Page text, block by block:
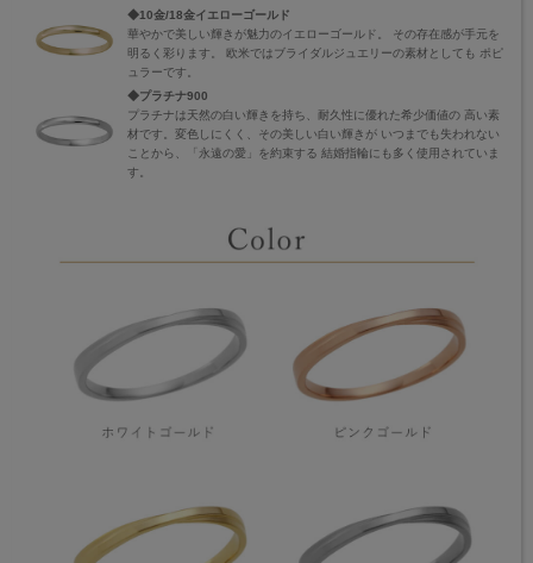
◆10金/18金イエローゴールド
華やかで美しい輝きが魅力のイエローゴールド。 その存在感が手元を
明るく彩ります。 欧米ではブライダルジュエリーの素材としても ポピ
ュラーです。
◆プラチナ900
プラチナは天然の白い輝きを持ち、耐久性に優れた希少価値の 高い素
材です。変色しにくく、その美しい白い輝きが いつまでも失われない
ことから、「永遠の愛」を約束する 結婚指輪にも多く使用されていま
す。